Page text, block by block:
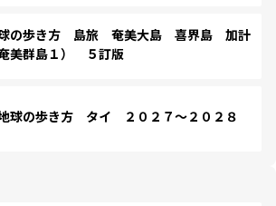
の歩き方 島旅 奄美大島 喜界島 加計
美群島１） ５訂版
球の歩き方 タイ ２０２７～２０２８